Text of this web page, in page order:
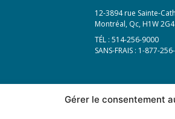
Gérer le consentement
12-3894 rue Sainte-
Montréal, Qc, H1W 2G4
TÉL : 514-256-9000
SANS-FRAIS : 1-877-